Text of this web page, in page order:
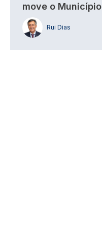
move o Município
Rui Dias